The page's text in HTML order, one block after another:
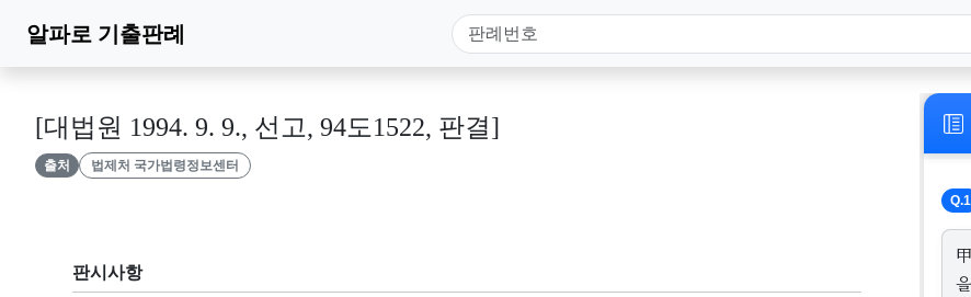
알파로 기출판례
[대법원 1994. 9. 9., 선고, 94도1522, 판결]
출처 법제처 국가법령정보센터
판시사항
Q.1